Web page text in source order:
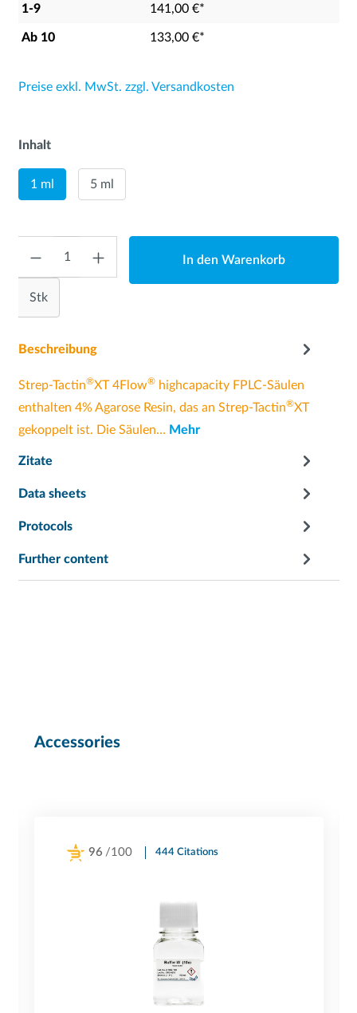
1-9 141,00 €*
Ab 10 133,00 €*
Preise exkl. MwSt. zzgl. Versandkosten
Inhalt
1 ml 5 ml
Stk
In den Warenkorb
Beschreibung
Strep-Tactin®XT 4Flow®highcapacity FPLC-Säulen
enthalten 4% Agarose Resin, das an Strep-Tactin®XT
gekoppelt ist. Die Säulen… Mehr
Zitate
Data sheets
Protocols
Further content
Accessories
96 /100 444 Citations